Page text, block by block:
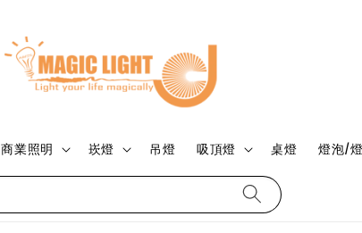
商業照明 崁燈 吊燈 吸頂燈 桌燈 燈泡/